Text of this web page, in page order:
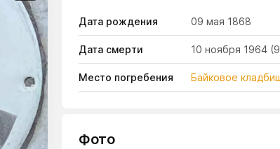
Дата рождения 09 мая 1868
Дата смерти 10 ноября 1964
Место погребения Байковое
Фото